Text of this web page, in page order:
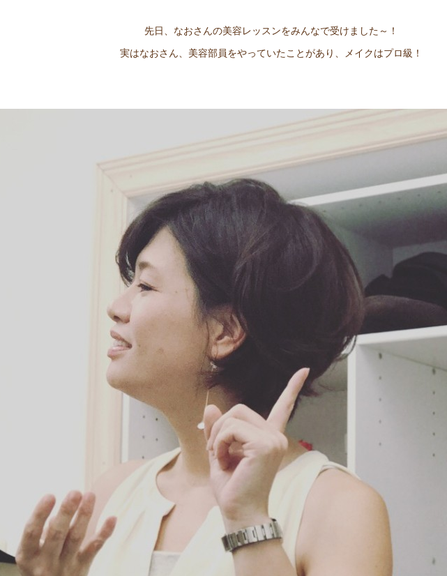
先日、なおさんの美容レッスンをみんなで受けました～！
実はなおさん、美容部員をやっていたことがあり、メイクはプロ級！